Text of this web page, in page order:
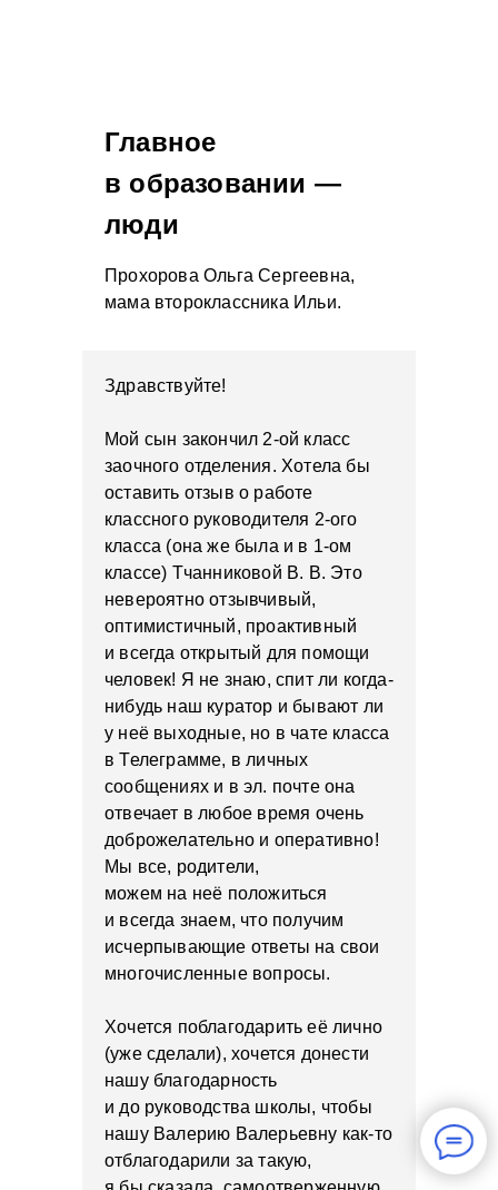
Главное
в образовании —
люди
Прохорова Ольга Сергеевна,
мама второклассника Ильи.
Здравствуйте!
Мой сын закончил 2-ой класс
заочного отделения. Хотела бы
оставить отзыв о работе
классного руководителя 2-ого
класса (она же была и в 1-ом
классе) Тчанниковой В. В. Это
невероятно отзывчивый,
оптимистичный, проактивный
и всегда открытый для помощи
человек! Я не знаю, спит ли когда-
нибудь наш куратор и бывают ли
у неё выходные, но в чате класса
в Телеграмме, в личных
сообщениях и в эл. почте она
отвечает в любое время очень
доброжелательно и оперативно!
Мы все, родители,
можем на неё положиться
и всегда знаем, что получим
исчерпывающие ответы на свои
многочисленные вопросы.
Хочется поблагодарить её лично
(уже сделали), хочется донести
нашу благодарность
и до руководства школы, чтобы
нашу Валерию Валерьевну как-то
отблагодарили за такую,